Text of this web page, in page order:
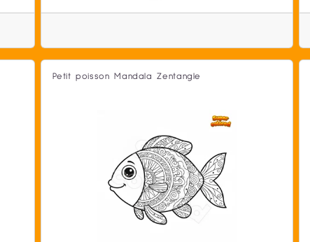
Petit poisson Mandala Zentangle